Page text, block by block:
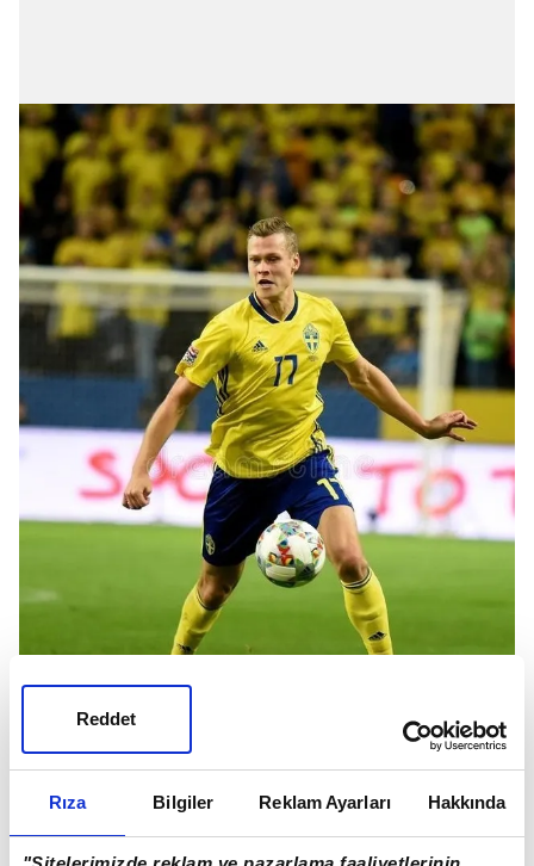
Rıza Bilgiler Reklam Ayarları Hakkında
Reddet
Takvim'in haberine göre; taraflar bir kez daha bir
araya geldi... Viktor Claesson, Fenerbahçe'nin yaptığı